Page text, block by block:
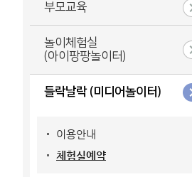
부모교육
놀이체험실
(아이팡팡놀이터)
들락날락 (미디어놀이터)
이용안내
체험실예약